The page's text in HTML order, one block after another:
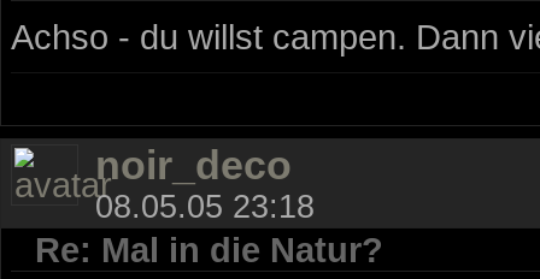
Achso - du willst campen. Dann
noir_deco
08.05.05 23:18
Re: Mal in die Natur?